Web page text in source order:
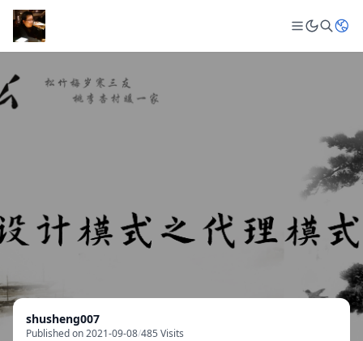
shusheng007
Published on 2021-09-08/485 Visits